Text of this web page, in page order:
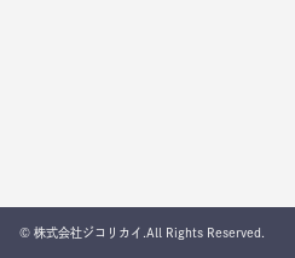
© 株式会社ジコリカイ.All Rights Reserved.